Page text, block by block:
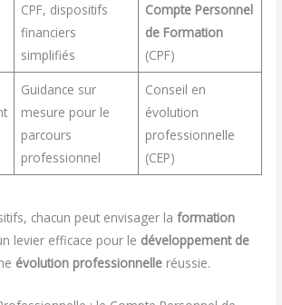
CPF, dispositifs
financiers
simplifiés
Compte Personnel
de Formation
(CPF)
Guidance sur
mesure pour le
parcours
professionnel
Conseil en
évolution
professionnelle
(CEP)
chacun peut envisager laformation
levier efficace pour le développement de
évolution professionnelle réussie.